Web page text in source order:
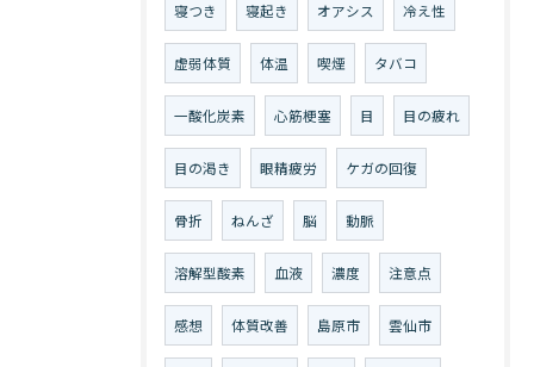
寝つき 寝起き オアシス 冷え性
虚弱体質 体温 喫煙 タバコ
一酸化炭素 心筋梗塞 目 目の疲れ
目の渇き 眼精疲労 ケガの回復
骨折 ねんざ 脳 動脈
溶解型酸素 血液 濃度 注意点
感想 体質改善 島原市 雲仙市